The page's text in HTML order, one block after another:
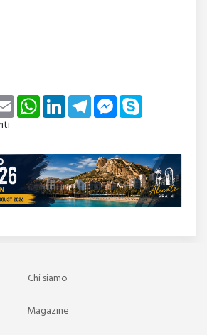
Email WhatsAppLinkedInTelegramMessenger
Chi siamo
Magazine